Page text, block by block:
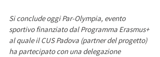
Si conclude oggi Par-Olympia, evento
sportivo finanziato dal Programma Erasmus+
al quale il CUS Padova (partner del progetto)
ha partecipato con una delegazione